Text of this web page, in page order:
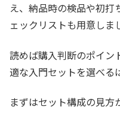
え、納品時の検品や初打
ェックリストも用意しま
読めば購入判断のポイン
適な入門セットを選べる
まずはセット構成の見方